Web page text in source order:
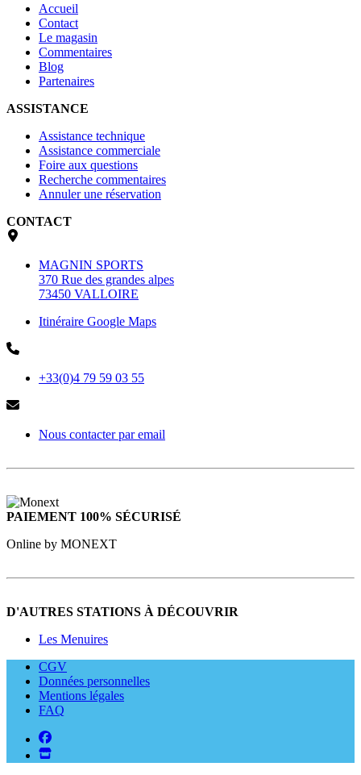
Accueil
Contact
Le magasin
Commentaires
Blog
Partenaires
ASSISTANCE
Assistance technique
Assistance commerciale
Foire aux questions
Recherche commentaires
Annuler une réservation
CONTACT
MAGNIN SPORTS
370 Rue des grandes alpes
73450 VALLOIRE
Itinéraire Google Maps
+33(0)4 79 59 03 55
Nous contacter par email
PAIEMENT 100% SÉCURISÉ
Online by MONEXT
D'AUTRES STATIONS À DÉCOUVRIR
Les Menuires
CGV
Données personnelles
Mentions légales
FAQ